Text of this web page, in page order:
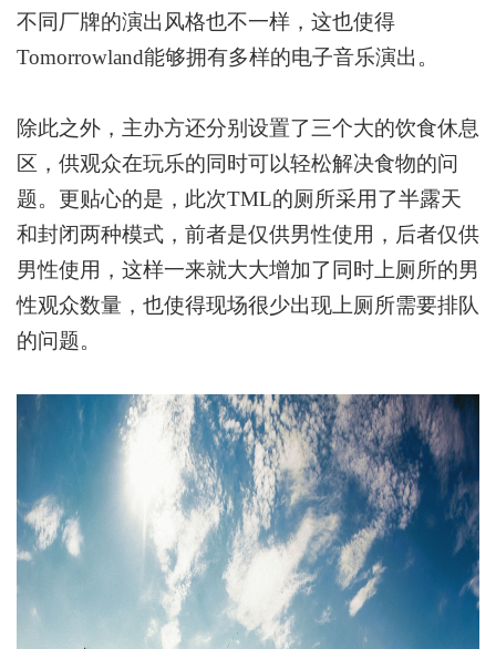
不同厂牌的演出风格也不一样，这也使得
Tomorrowland能够拥有多样的电子音乐演出。
除此之外，主办方还分别设置了三个大的饮食休息
区，供观众在玩乐的同时可以轻松解决食物的问
题。更贴心的是，此次TML的厕所采用了半露天
和封闭两种模式，前者是仅供男性使用，后者仅供
男性使用，这样一来就大大增加了同时上厕所的男
性观众数量，也使得现场很少出现上厕所需要排队
的问题。